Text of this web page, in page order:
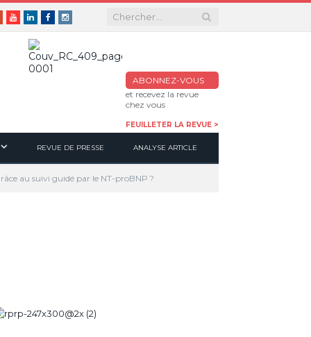
YoutubeLinkedinFacebookInstagram
ABONNEZ-VOUS
et recevez la revue
chez vous
FEUILLETER LA REVUE >
REVUE DE PRESSE ANALYSE ARTICLE
au suivi guidé par le NT-proBNP ?